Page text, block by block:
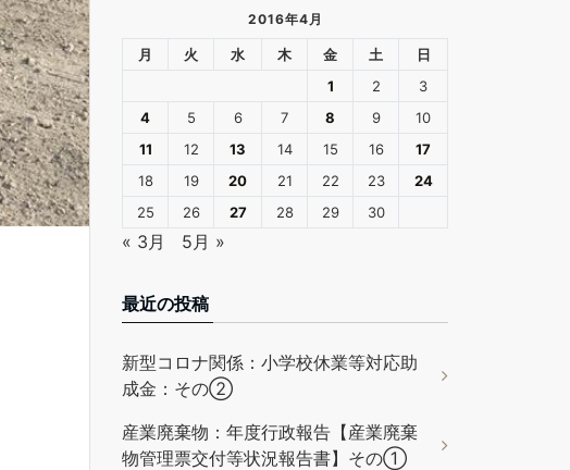
2016年4月
月 火 水 木 金 土
日
1
2
3
4
5 6 7 8 9
10
11
12 13 14 15 16
17
18
19 20 21 22 23
24
25
26 27 28 29 30
« 3月 5月 »
最近の投稿
新型コロナ関係：小学校休業等対応助
成金：その②
産業廃棄物：年度行政報告【産業廃棄
物管理票交付等状況報告書】その①